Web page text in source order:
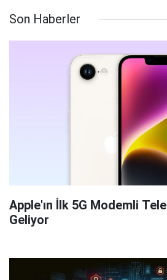
Son Haberler
Apple'ın İlk 5G Modemli
Geliyor